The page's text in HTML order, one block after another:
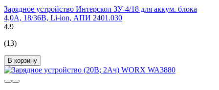
Зарядное устройство Интерскол ЗУ-4/18 для аккум. блока
4,0А, 18/36В, Li-ion, АПИ 2401.030
4.9
(13)
В корзину